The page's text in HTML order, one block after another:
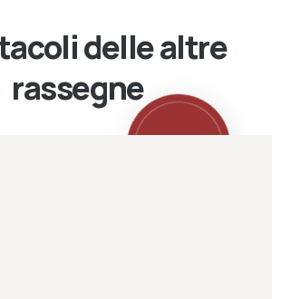
delle altre
rassegne